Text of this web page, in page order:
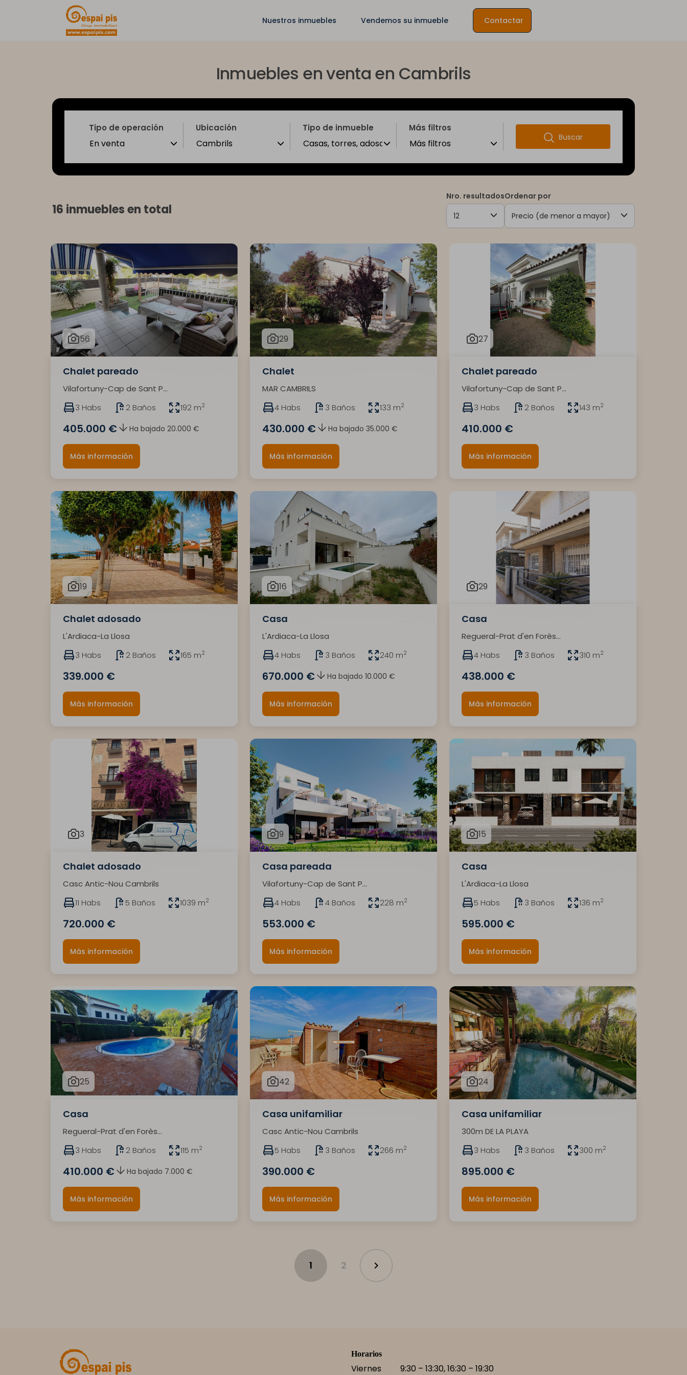
Nuestros inmuebles Vendemos su inmueble Contactar
Inmuebles en venta en Cambrils
Tipo de operación
En venta
Ubicación
Cambrils
Tipo de inmueble
Casas, torres, adosados, chalets
Más filtros
Más filtros
Buscar
16 inmuebles en total
Nro. resultados
12
Ordenar por
Precio (de menor a mayor)
56
Chalet pareado
Vilafortuny-Cap de Sant P...
3 Habs
2 Baños 192 m2
405.000 € Ha bajado 20.000 €
Más información
29
Chalet
MAR CAMBRILS
4 Habs
3 Baños 133 m2
430.000 € Ha bajado 35.000 €
Más información
27
Chalet pareado
Vilafortuny-Cap de Sant P...
3 Habs
2 Baños 143 m2
410.000 €
Más información
19
Chalet adosado
L'Ardiaca-La Llosa
3 Habs
2 Baños 165 m2
339.000 €
Más información
16
Casa
L'Ardiaca-La Llosa
4 Habs
3 Baños 240 m2
670.000 € Ha bajado 10.000 €
Más información
29
Casa
Regueral-Prat d'en Forès...
4 Habs
3 Baños 310 m2
438.000 €
Más información
3
Chalet adosado
Casc Antic-Nou Cambrils
11 Habs
5 Baños 1039 m2
720.000 €
Más información
9
Casa pareada
Vilafortuny-Cap de Sant P...
4 Habs
4 Baños 228 m2
553.000 €
Más información
15
Casa
L'Ardiaca-La Llosa
5 Habs
3 Baños 136 m2
595.000 €
Más información
25
Casa
Regueral-Prat d'en Forès...
3 Habs
2 Baños 115 m2
410.000 € Ha bajado 7.000 €
Más información
42
Casa unifamiliar
Casc Antic-Nou Cambrils
5 Habs
3 Baños 266 m2
390.000 €
Más información
24
Casa unifamiliar
300m DE LA PLAYA
3 Habs
3 Baños 300 m2
895.000 €
Más información
1 2 chevron_right
Horarios
Viernes 9:30 – 13:30, 16:30 – 19:30